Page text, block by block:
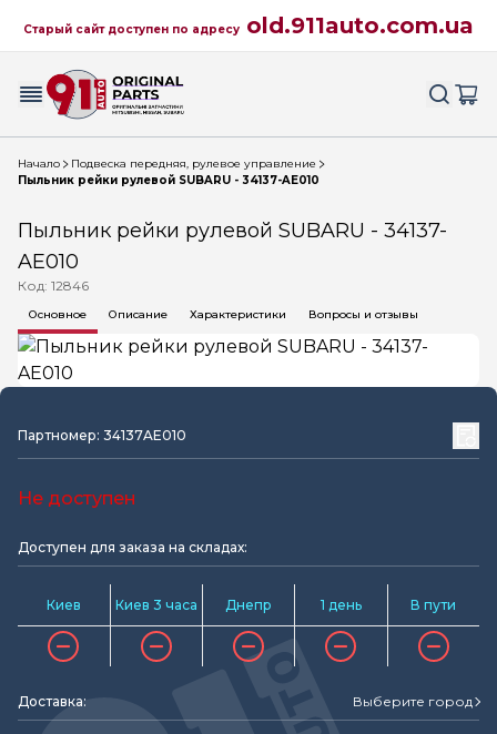
Старый сайт доступен по адресу old.911auto.com.ua
Начало
Подвеска передняя, рулевое управление
Пыльник рейки рулевой SUBARU - 34137-AE010
Пыльник рейки рулевой SUBARU - 34137-
AE010
Код: 12846
Основное Описание Характеристики Вопросы и отзывы
Партномер: 34137AE010
Не доступен
Доступен для заказа на складах:
Киев Киев 3 часа Днепр 1 день В пути
Доставка: Выберите город